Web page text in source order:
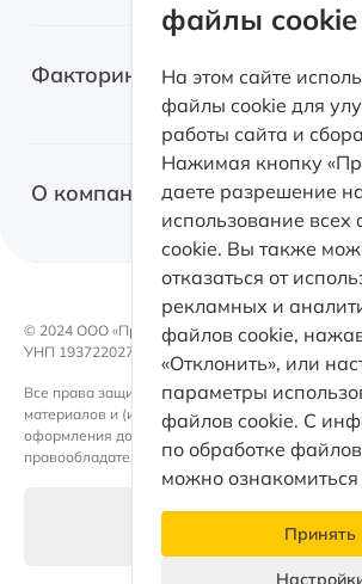
Электромобили
Лизинг для самозанятых
Возвратный лизинг
Легковые автомобили
Грузовые автомобили
Оборудование
Коммерческая недвижимость
Электромобили
Возвратный лизинг
Факторинг
Факторинг с правом регресса
Факторинг без права регресса
Факторинг для поставщиков
Документы
Раскрытие информации
Кейсы факторинга
О компании
Контакты
Партнеры
ПроЛизинг. Блог
Принципы ESG
Раскрытие информации
© 2024 OOO «ПроЛизинг».
УНП 193722027
Все права защищены. Любое использование
материалов и (или) подборки материалов сайта,
оформления допускается лишь с письменного
правообладателя и только со ссылкой на
Настройки файлов cookie
файлы cookie
На этом сайте
файлы cookie для
работы сайта и
Нажимая кнопку
даете разрешение
использование всех
cookie. Вы также
отказаться от
рекламных и
файлов cookie,
«Отклонить», или
параметры
файлов cookie. С
по обработке
можно
Принять